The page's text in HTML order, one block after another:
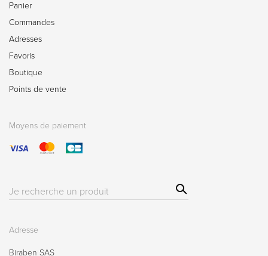
Panier
Commandes
Adresses
Favoris
Boutique
Points de vente
Moyens de paiement
Résultat(s)
Sear
ch
Adresse
Biraben SAS